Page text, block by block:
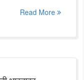
Read More